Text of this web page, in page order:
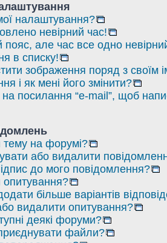
налаштування?
невірний час!
пояс, але час все одно
в списку!
зображення поряд з своїм
і як мені його змінити?
посилання “e-mail”, щоб
тему на форумі?
або видалити
до мого повідомлення?
опитування?
більше варіантів
видалити опитування?
деякі форуми?
файли?